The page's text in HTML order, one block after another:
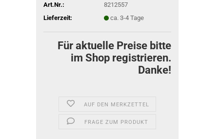
Art.Nr.:
8212557
Lieferzeit:
ca. 3-4 Tage
Für aktuelle Preise bitte
im Shop registrieren.
Danke!
AUF DEN MERKZETTEL
FRAGE ZUM PRODUKT